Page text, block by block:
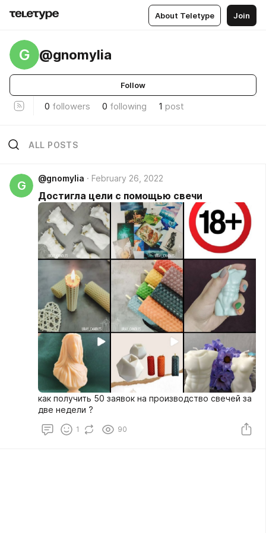
About Teletype Join
G @gnomylia
Follow
0 followers 0 following 1 post
ALL POSTS
G
@gnomylia February 26, 2022
Достигла цели с помощью свечи
как получить 50 заявок на производство свечей за
две недели ?
1 90